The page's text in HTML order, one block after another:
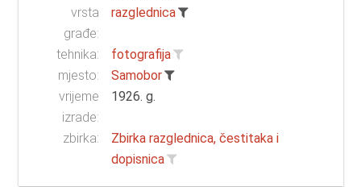
vrsta
građe:
razglednica
tehnika:
fotografija
mjesto:
Samobor
vrijeme
izrade:
1926. g.
zbirka:
Zbirka razglednica, čestitaka i
dopisnica